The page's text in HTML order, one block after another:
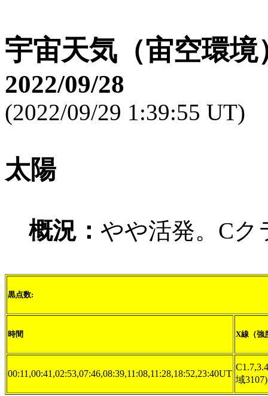
宇宙天気（宙空環境
2022/09/28
(2022/09/29 1:39:55 UT)
太陽
概況： やや活発。Cク
黒点数:
時間 X線（強
00:11,00:41,02:53,07:46,08:39,11:08,11:28,18:52,23:40UT
域3107)